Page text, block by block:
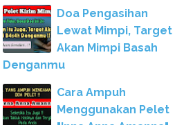
Doa Pengasihan
Lewat Mimpi, Target
Akan Mimpi Basah
Denganmu
Cara Ampuh
Menggunakan Pelet